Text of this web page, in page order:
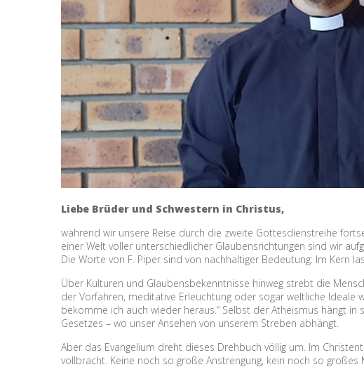
Liebe Brüder und Schwestern in Christus,
während wir unsere Reise durch die zweite Gottesdienstreihe
einer Welt voller unterschiedlicher Glaubensrichtungen sind wir
Die Worte von F. Piper sind von nachhaltiger Bedeutung: Im Kern
Über Kulturen und Glaubensbekenntnisse hinweg strebt die
der Vorfahren, meditative Erleuchtung oder sogar weltliche Ideale
bekomme ich auch wieder heraus.“ Selbst der Atheismus hängt
Gesetzes – wo unser Ansehen von unserem Streben abhängt.
Aber das Evangelium dreht dieses Drehbuch völlig um. Im
vollbracht. Keine noch so große Anstrengung, kein noch so